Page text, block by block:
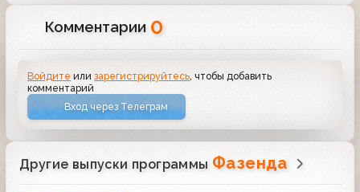
Комментарии 0
Войдите илизарегистрируйтесь , чтобы добавить
комментарий
Вход через Телеграм
Другие выпуски программы Фазенда